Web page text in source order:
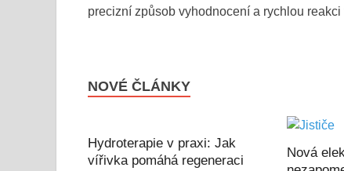
precizní způsob vyhodnocení a rychlou reakci
NOVÉ ČLÁNKY
Hydroterapie v praxi: Jak
vířivka pomáhá regeneraci
Nová